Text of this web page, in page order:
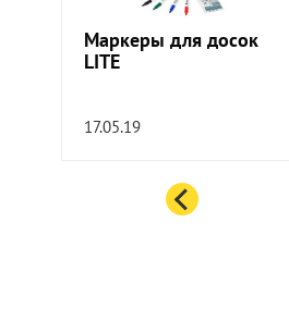
Маркеры для досок
LITE
17.05.19